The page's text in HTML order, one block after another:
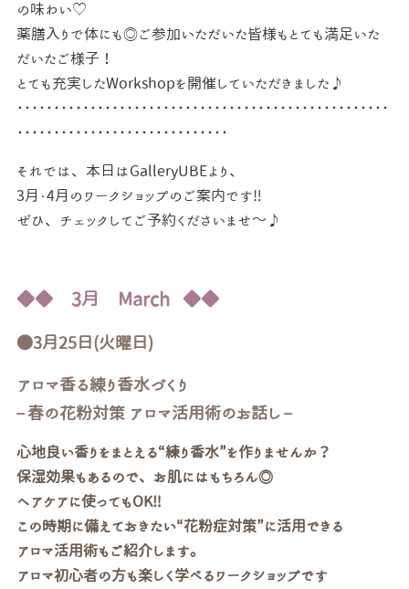
の味わい♡
薬膳入りで体にも◎ご参加いただいた皆様もとても満足いた
だいたご様子！
とても充実したWorkshopを開催していただきました♪
･･･････････････････････････････････････････････････
･････････････････････････････
それでは、本日はGalleryUBEより、
3月・4月のワークショップのご案内です‼
ぜひ、チェックしてご予約くださいませ～♪
◆◆ 3月 March ◆◆
●3月25日(火曜日)
アロマ香る練り香水づくり
– 春の花粉対策 アロマ活用術のお話し –
心地良い香りをまとえる“練り香水”を作りませんか？
保湿効果もあるので、お肌にはもちろん◎
ヘアケアに使ってもOK‼
この時期に備えておきたい“花粉症対策”に活用できる
アロマ活用術もご紹介します。
アロマ初心者の方も楽しく学べるワークショップです